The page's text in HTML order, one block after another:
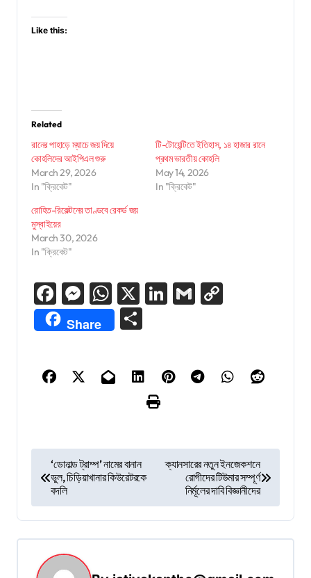
Like this:
Related
রানের পাহাড়ে ম্যাচে জয় দিয়ে
কোহলিদের আইপিএল শুরু
March 29, 2026
In "ক্রিকেট"
টি-টোয়েন্টিতে ইতিহাস, ১৪ হাজার রানে
প্রথম ভারতীয় কোহলি
May 14, 2026
In "ক্রিকেট"
রোহিত-রিকেল্টনের তাণ্ডবে রেকর্ড জয়
মুস্বাইয়ের
March 30, 2026
In "ক্রিকেট"
Facebook
Messenger
WhatsApp
X LinkedIn
Gmail
Share
o
s
t
‘ডোনাল্ড ট্রাম্প’ নামের বানান
ভুল, চিড়িয়াখানার কিউরেটরকে
বদলি
ক্যানসারের নতুন ইনজেকশনে
রোগীদের টিউমার সম্পূর্ণ
নির্মূলের দাবি বিজ্ঞানীদের